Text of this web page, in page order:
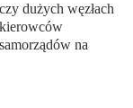
dużych węzłach
na